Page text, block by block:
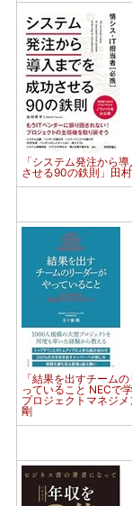
「システム発注から
させる90の鉄則」田
「結果を出すチーム
っていること NECで
プロジェクトマネジメ
剛